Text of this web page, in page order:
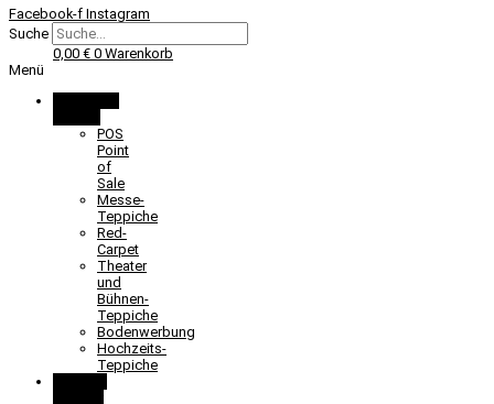
Facebook-f Instagram
Suche
0,00 € 0 Warenkorb
Menü
POS
Point
of
Sale
Messe-
Teppiche
Red-
Carpet
Theater
und
Bühnen-
Teppiche
Bodenwerbung
Hochzeits-
Teppiche